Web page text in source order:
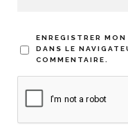
ENREGISTRER
DANS LE
COMMENTAIRE.